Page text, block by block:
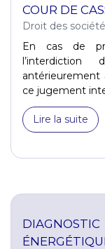
COUR DE
Droit des
En cas de
antérieurement
ce jugement
Lire la suite